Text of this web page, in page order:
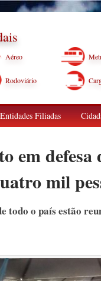
Aéreo
Rodoviário
Entidades Filiadas
em
mil
todo o país estão